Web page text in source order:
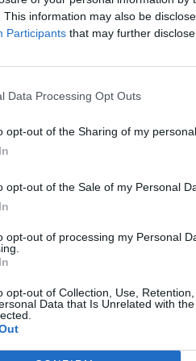
This information may also be
Participants that may further
Data Processing Opt Outs
opt-out of the Sharing of my personal
opt-out of the Sale of my Personal
opt-out of processing my Personal
opt-out of Collection, Use,
Data that Is Unrelated with
media centre
riunisce oltre 35
di 50 milioni
la ricerca condotta
del media
il 2026:
per strategia,
dell’attenzione
AI e il tema
Retail Media
dei